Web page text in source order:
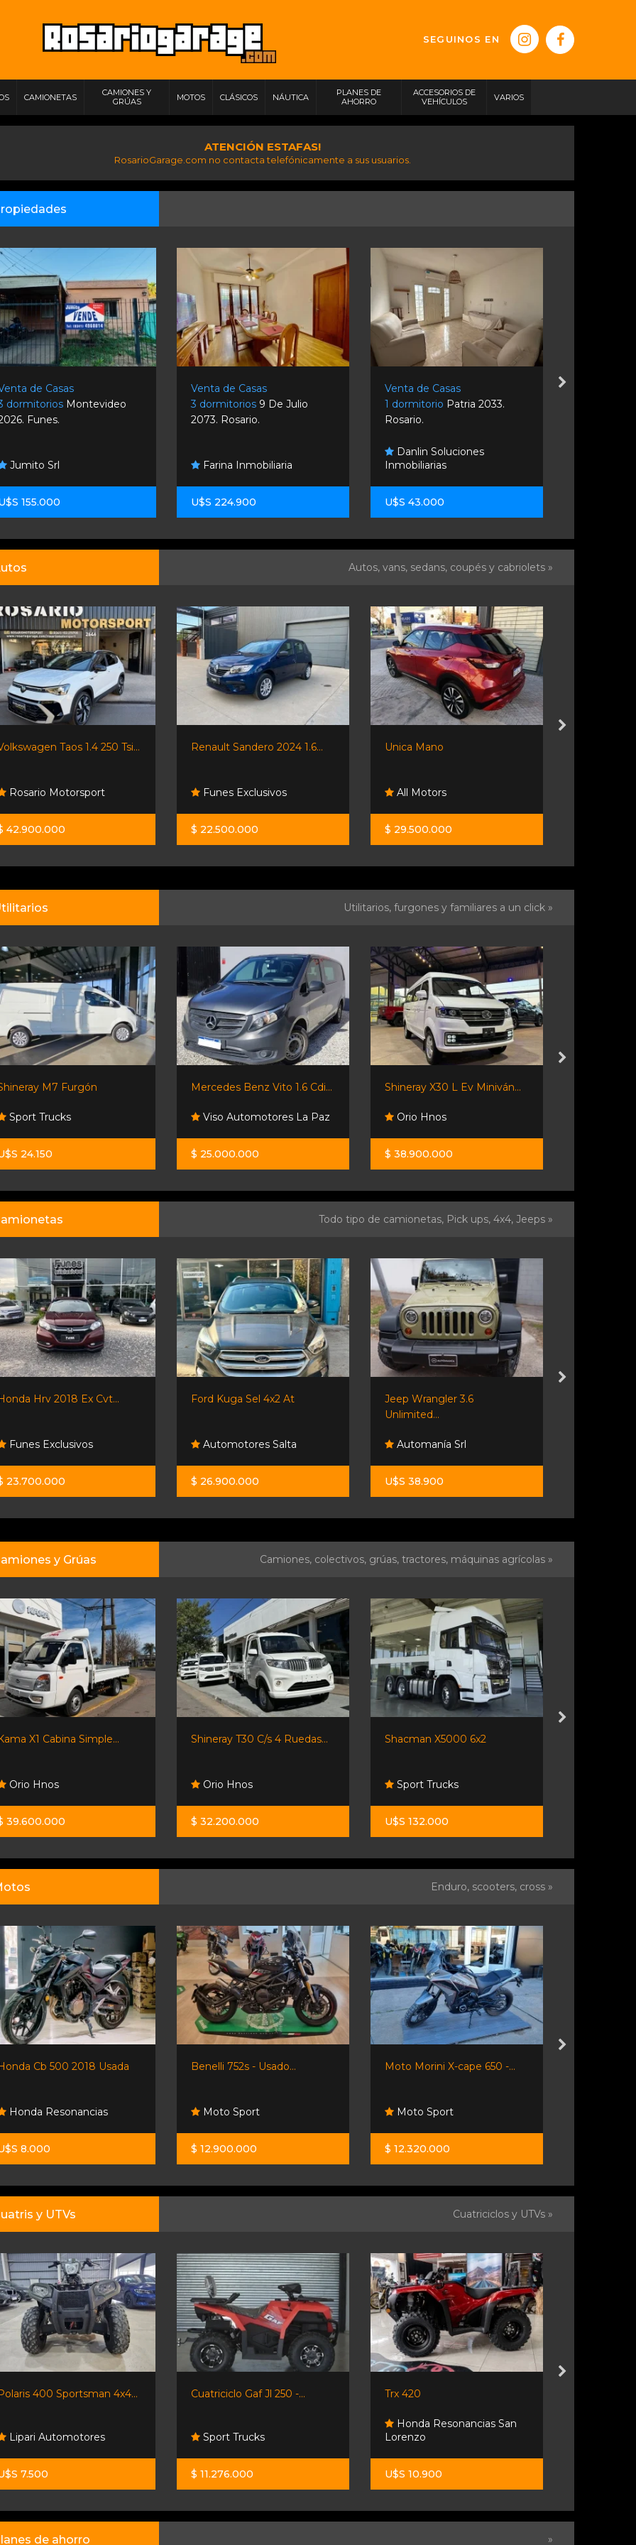
SEGUINOS EN
CAMIONETAS
CAMIONES Y
GRÚAS
MOTOS CLÁSICOS NÁUTICA
PLANES DE
AHORRO
ACCESORIOS DE
VEHÍCULOS
VARIOS
ATENCIÓN ESTAFAS!
RosarioGarage.com no contacta telefónicamente a sus usuarios.
de Casas
dormitorios Montevideo
Funes.
Jumito Srl
155.000
Venta de Casas
3 dormitorios 9 De Julio
2073. Rosario.
Farina Inmobiliaria
U$S 224.900
Venta de Casas
1 dormitorio Patria 2033.
Rosario.
Danlin Soluciones
Inmobiliarias
U$S 43.000
Autos, vans, sedans, coupés y cabriolets »
Taos 1.4 250 Tsi...
Rosario Motorsport
42.900.000
Renault Sandero 2024 1.6...
Funes Exclusivos
$ 22.500.000
Unica Mano
All Motors
$ 29.500.000
Utilitarios, furgones y familiares a un click »
M7 Furgón
Sport Trucks
24.150
Mercedes Benz Vito 1.6 Cdi...
Viso Automotores La Paz
$ 25.000.000
Shineray X30 L Ev Miniván...
Orio Hnos
$ 38.900.000
Todo tipo de camionetas, Pick ups, 4x4, Jeeps »
Hrv 2018 Ex Cvt...
Funes Exclusivos
23.700.000
Ford Kuga Sel 4x2 At
Automotores Salta
$ 26.900.000
Jeep Wrangler 3.6
Unlimited...
Automanía Srl
U$S 38.900
y Grúas Camiones, colectivos, grúas, tractores, máquinas agrícolas »
X1 Cabina Simple...
Orio Hnos
39.600.000
Shineray T30 C/s 4 Ruedas...
Orio Hnos
$ 32.200.000
Shacman X5000 6x2
Sport Trucks
U$S 132.000
Enduro, scooters, cross »
Cb 500 2018 Usada
Honda Resonancias
8.000
Benelli 752s - Usado...
Moto Sport
$ 12.900.000
Moto Morini X-cape 650 -...
Moto Sport
$ 12.320.000
y UTVs Cuatriciclos y UTVs »
400 Sportsman 4x4...
Lipari Automotores
7.500
Cuatriciclo Gaf Jl 250 -...
Sport Trucks
$ 11.276.000
Trx 420
Honda Resonancias San
Lorenzo
U$S 10.900
de ahorro »